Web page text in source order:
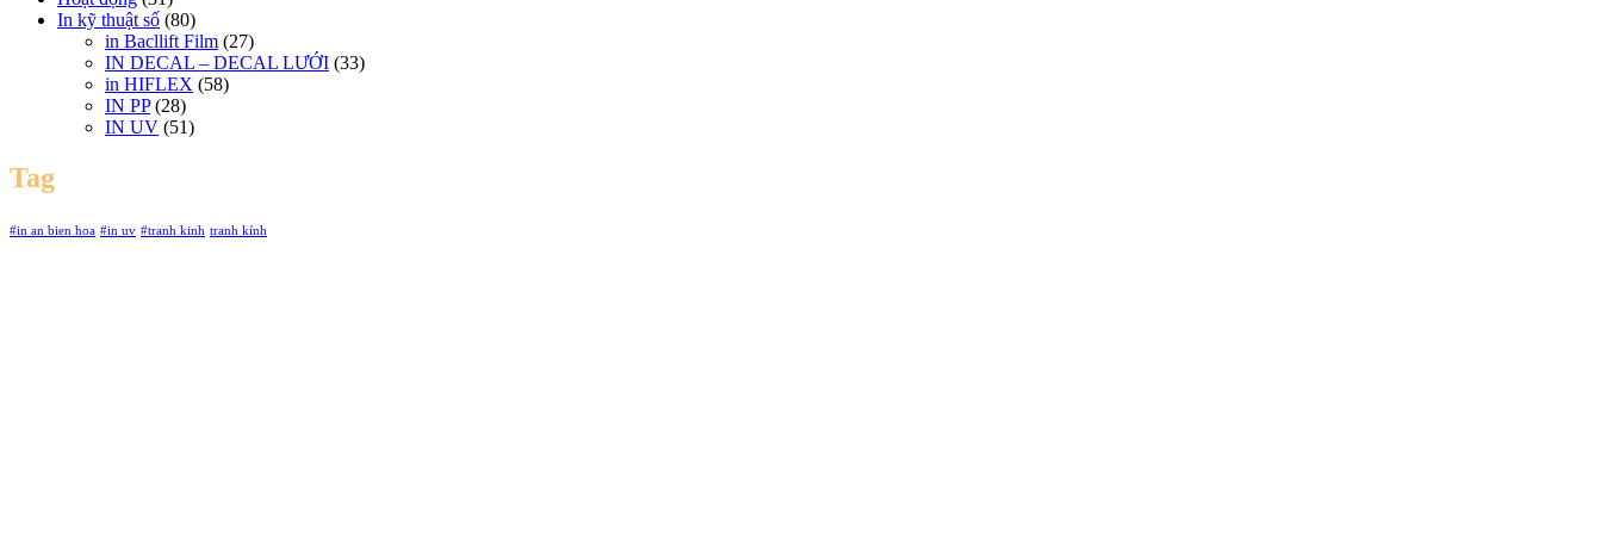
In kỹ thuật số (80)
in Bacllift Film (27)
IN DECAL – DECAL LƯỚI (33)
in HIFLEX (58)
IN PP(28)
IN UV (51)
Tag
#in an bien hoa #in uv #tranh kinh tranh kính